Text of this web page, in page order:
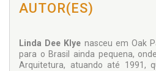
AUTOR(ES)
Linda Dee Klye nasceu em Oak
para o Brasil ainda pequena,
Arquitetura, atuando até 1991,